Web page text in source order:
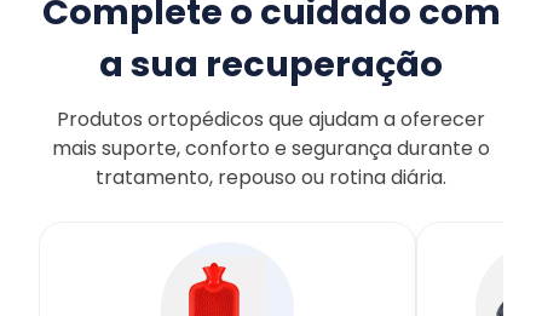
Complete o cuidado com
a sua recuperação
Produtos ortopédicos que ajudam a oferecer
mais suporte, conforto e segurança durante o
tratamento, repouso ou rotina diária.